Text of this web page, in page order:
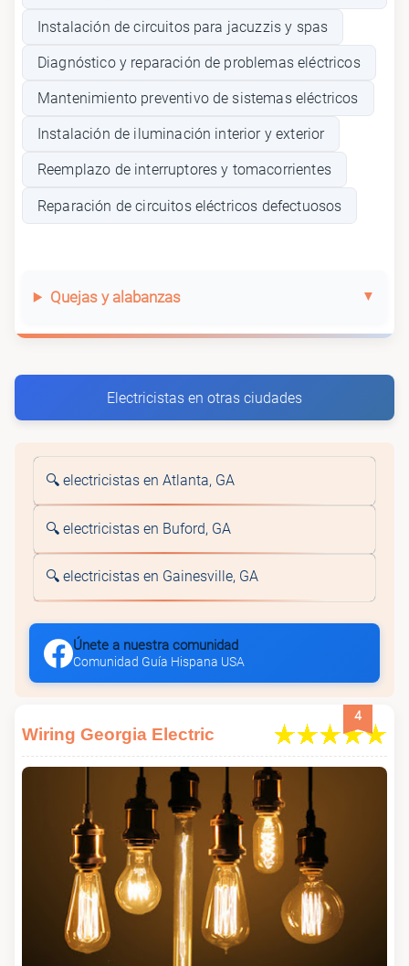
Instalación de circuitos para jacuzzis y spas
Diagnóstico y reparación de problemas eléctricos
Mantenimiento preventivo de sistemas eléctricos
Instalación de iluminación interior y exterior
Reemplazo de interruptores y tomacorrientes
Reparación de circuitos eléctricos defectuosos
Quejas y alabanzas
Electricistas en otras ciudades
🔍 electricistas en Atlanta, GA
🔍 electricistas en Buford, GA
🔍 electricistas en Gainesville, GA
Únete a nuestra comunidad
Comunidad Guía Hispana USA
4
Wiring Georgia Electric